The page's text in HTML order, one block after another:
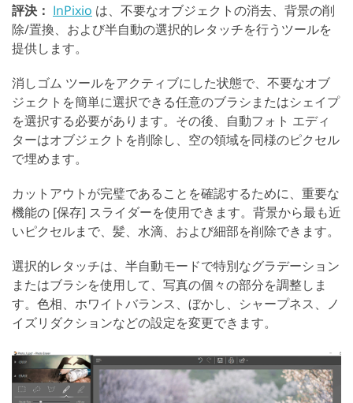
評決： InPixio は、不要なオブジェクトの消去、背景の削
除/置換、および半自動の選択的レタッチを行うツールを
提供します。
消しゴム ツールをアクティブにした状態で、不要なオブ
ジェクトを簡単に選択できる任意のブラシまたはシェイプ
を選択する必要があります。その後、自動フォト エディ
ターはオブジェクトを削除し、空の領域を同様のピクセル
で埋めます。
カットアウトが完璧であることを確認するために、重要な
機能の [保存] スライダーを使用できます。背景から最も近
いピクセルまで、髪、水滴、および細部を削除できます。
選択的レタッチは、半自動モードで特別なグラデーション
またはブラシを使用して、写真の個々の部分を調整しま
す。色相、ホワイトバランス、ぼかし、シャープネス、ノ
イズリダクションなどの設定を変更できます。